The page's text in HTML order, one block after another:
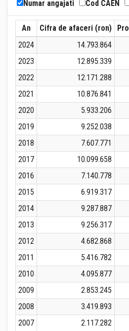
Numar angajati
Cod CAEN
An Cifra de afaceri (ron)
2024
14.793.864
2023
12.895.339
2022
12.171.288
2021
10.876.841
2020
5.933.206
2019
9.252.038
2018
7.607.771
2017
10.099.658
2016
7.140.778
2015
6.919.317
2014
9.287.887
2013
9.256.317
2012
4.682.868
2011
5.416.782
2010
4.095.877
2009
2.853.245
2008
3.419.893
2007
2.117.282